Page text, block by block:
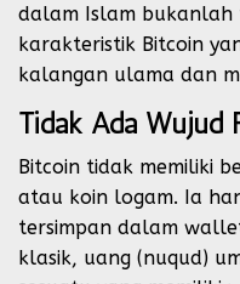
dalam Islam bukanlah
karakteristik Bitcoin
kalangan ulama dan
Tidak Ada Wujud
Bitcoin tidak memiliki
atau koin logam. Ia
tersimpan dalam
klasik, uang (nuqud)